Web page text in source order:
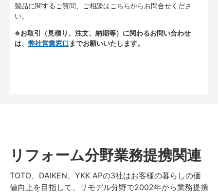
製品に関するご質問、ご相談はこちらからお問合せくださ
い。
※お取引（見積り、注文、納期等）に関わるお問い合わせ
は、 弊社営業窓口 までお願いいたします。
リフォーム分野業務提携関連
TOTO、DAIKEN、YKK APの3社はお客様の暮らしの価
値向上を目指して、リモデル分野で2002年から業務提携